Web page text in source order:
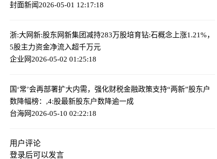
封面新闻2026-05-01 12:17:18
浙:大网新:股东网新集团减持283万股培育钻:石概念上涨1.21%，
5股主力资金净流入超千万元
企业网2026-05-02 01:25:18
国‘常’会再部署扩大内需，强化财税金融政策支持“两新”股东户
数降幅榜：,4:股最新股东户数降逾一成
台海网2026-05-10 02:22:18
用户评论
登录后可以发言